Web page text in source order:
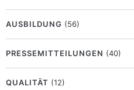
AUSBILDUNG (56)
PRESSEMITTEILUNGEN (40)
QUALITÄT (12)